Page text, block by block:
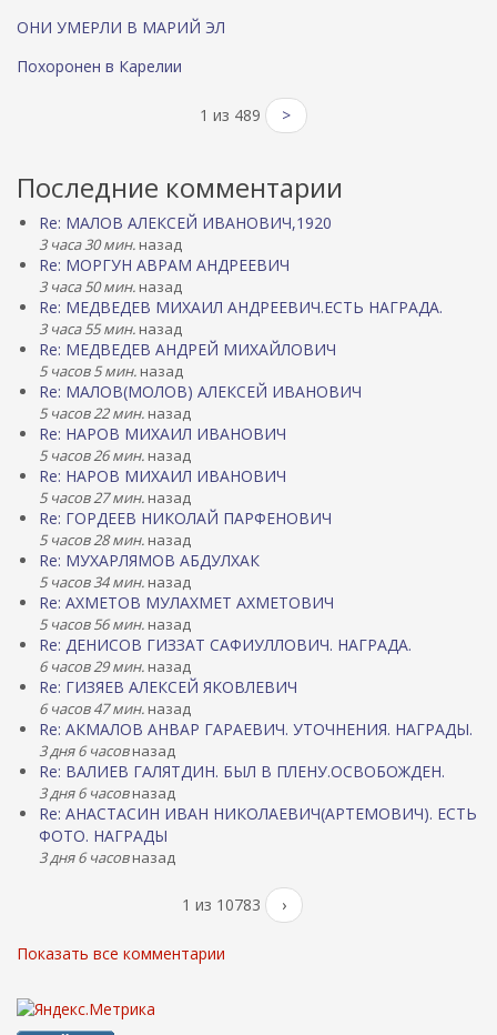
ОНИ УМЕРЛИ В МАРИЙ ЭЛ
Похоронен в Карелии
1 из 489 >
Последние комментарии
Re: МАЛОВ АЛЕКСЕЙ ИВАНОВИЧ,1920
3 часа 30 мин. назад
Re: МОРГУН АВРАМ АНДРЕЕВИЧ
3 часа 50 мин. назад
Re: МЕДВЕДЕВ МИХАИЛ АНДРЕЕВИЧ.ЕСТЬ НАГРАДА.
3 часа 55 мин. назад
Re: МЕДВЕДЕВ АНДРЕЙ МИХАЙЛОВИЧ
5 часов 5 мин. назад
Re: МАЛОВ(МОЛОВ) АЛЕКСЕЙ ИВАНОВИЧ
5 часов 22 мин. назад
Re: НАРОВ МИХАИЛ ИВАНОВИЧ
5 часов 26 мин. назад
Re: НАРОВ МИХАИЛ ИВАНОВИЧ
5 часов 27 мин. назад
Re: ГОРДЕЕВ НИКОЛАЙ ПАРФЕНОВИЧ
5 часов 28 мин. назад
Re: МУХАРЛЯМОВ АБДУЛХАК
5 часов 34 мин. назад
Re: АХМЕТОВ МУЛАХМЕТ АХМЕТОВИЧ
5 часов 56 мин. назад
Re: ДЕНИСОВ ГИЗЗАТ САФИУЛЛОВИЧ. НАГРАДА.
6 часов 29 мин. назад
Re: ГИЗЯЕВ АЛЕКСЕЙ ЯКОВЛЕВИЧ
6 часов 47 мин. назад
Re: АКМАЛОВ АНВАР ГАРАЕВИЧ. УТОЧНЕНИЯ. НАГРАДЫ.
3 дня 6 часовназад
Re: ВАЛИЕВ ГАЛЯТДИН. БЫЛ В ПЛЕНУ.ОСВОБОЖДЕН.
3 дня 6 часовназад
Re: АНАСТАСИН ИВАН НИКОЛАЕВИЧ(АРТЕМОВИЧ). ЕСТЬ
ФОТО. НАГРАДЫ
3 дня 6 часовназад
1 из 10783 ›
Показать все комментарии